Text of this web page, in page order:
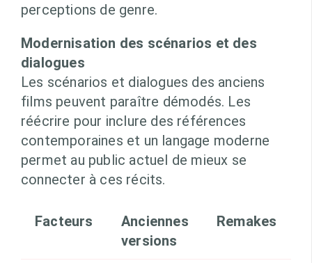
perceptions de genre.
Modernisation des scénarios et des
dialogues
Les scénarios et dialogues des anciens
films peuvent paraître démodés. Les
réécrire pour inclure des références
contemporaines et un langage moderne
permet au public actuel de mieux se
connecter à ces récits.
Facteurs
Anciennes
versions
Remakes